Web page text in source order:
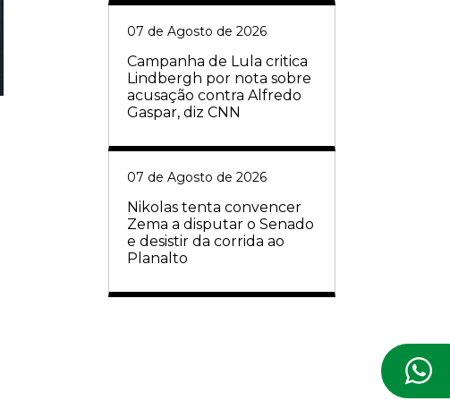
07 de Agosto de 2026
Campanha de Lula critica
Lindbergh por nota sobre
acusação contra Alfredo
Gaspar, diz CNN
07 de Agosto de 2026
Nikolas tenta convencer
Zema a disputar o Senado
e desistir da corrida ao
Planalto